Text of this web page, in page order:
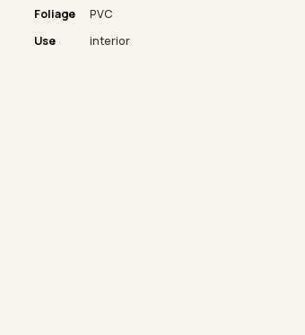
Foliage
PVC
Use interior